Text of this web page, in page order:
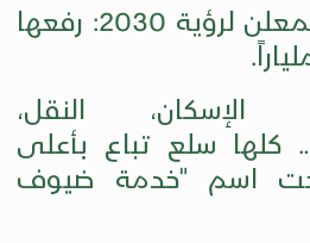
الهدف المعلن لرؤية 2030: رفعها
.
الإسكان، النقل،
كلها سلع تباع بأعلى
اسم "خدمة ضيوف